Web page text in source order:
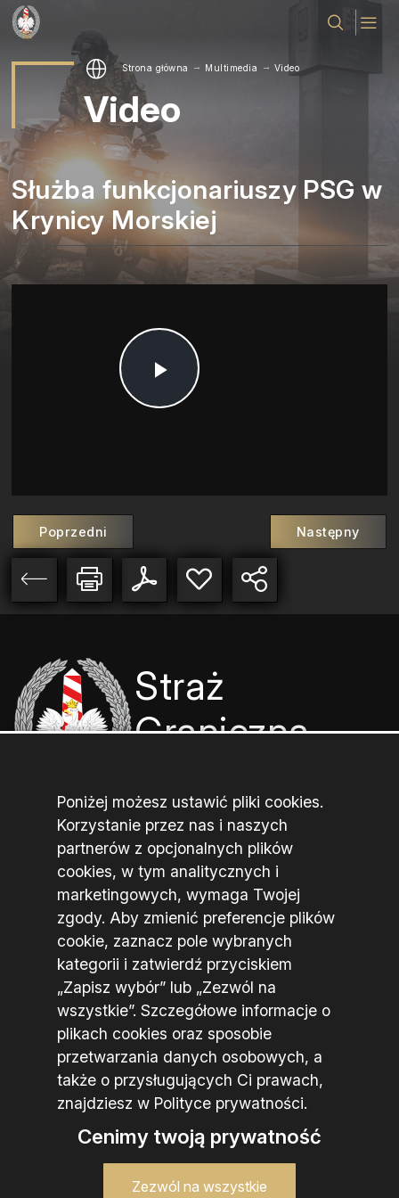
Strona główna Multimedia Video
Video
Służba funkcjonariuszy PSG w
Krynicy Morskiej
Play
Poprzedni Następny
Straż
Graniczna
Kontakt
al. Niepodległości 100
02-585 Warszawa
Straż Graniczna
Wstąp do nas Służba kontraktowa
Szkolenie
Nasze specjalizacje
Polityka prywatności
Deklaracja dostępności
Mapa serwisu
Poniżej możesz ustawić pliki cookies.
Korzystanie przez nas i naszych
partnerów z opcjonalnych plików
cookies, w tym analitycznych i
marketingowych, wymaga Twojej
zgody. Aby zmienić preferencje plików
cookie, zaznacz pole wybranych
kategorii i zatwierdź przyciskiem
„Zapisz wybór” lub „Zezwól na
wszystkie”. Szczegółowe informacje o
plikach cookies oraz sposobie
przetwarzania danych osobowych, a
także o przysługujących Ci prawach,
znajdziesz w Polityce prywatności.
Cenimy twoją prywatność